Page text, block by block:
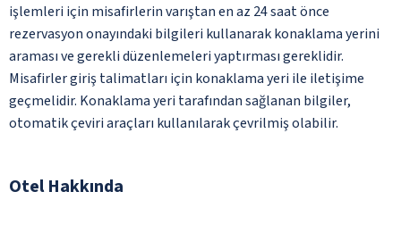
işlemleri için misafirlerin varıştan en az 24 saat önce
rezervasyon onayındaki bilgileri kullanarak konaklama yerini
araması ve gerekli düzenlemeleri yaptırması gereklidir.
Misafirler giriş talimatları için konaklama yeri ile iletişime
geçmelidir. Konaklama yeri tarafından sağlanan bilgiler,
otomatik çeviri araçları kullanılarak çevrilmiş olabilir.
Otel Hakkında